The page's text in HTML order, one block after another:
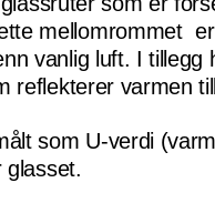
mellomrommet
vanlig luft. I tillegg
reflekterer varmen
som U-verdi
glasset.